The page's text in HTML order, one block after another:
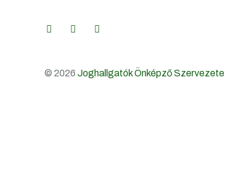
© 2026 Joghallgatók Önképző Szervezete